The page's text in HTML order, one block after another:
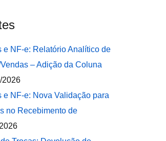
e NF-e: Relatório Analítico de
– Adição da Coluna
2026
e NF-e: Nova Validação para
no Recebimento de